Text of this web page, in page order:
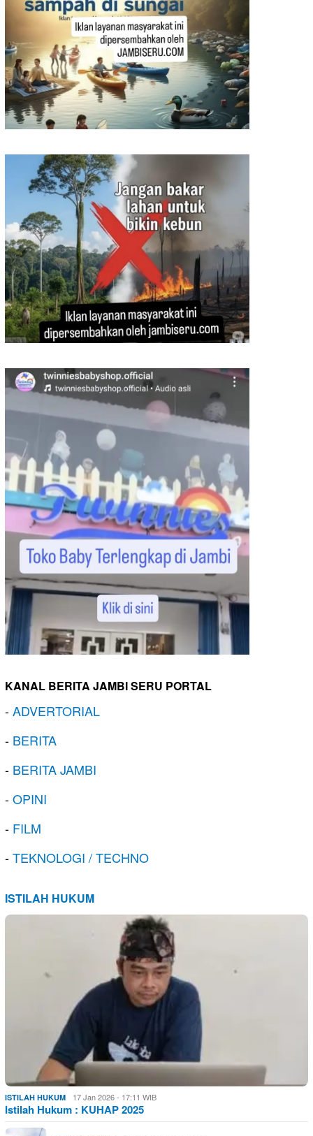
KANAL BERITA JAMBI SERU PORTAL
-ADVERTORIAL
- BERITA
- BERITA JAMBI
-OPINI
- FILM
-TEKNOLOGI / TECHNO
ISTILAH HUKUM
ISTILAH HUKUM 17 Jan 2026 - 17:11 WIB
Istilah Hukum : KUHAP 2025